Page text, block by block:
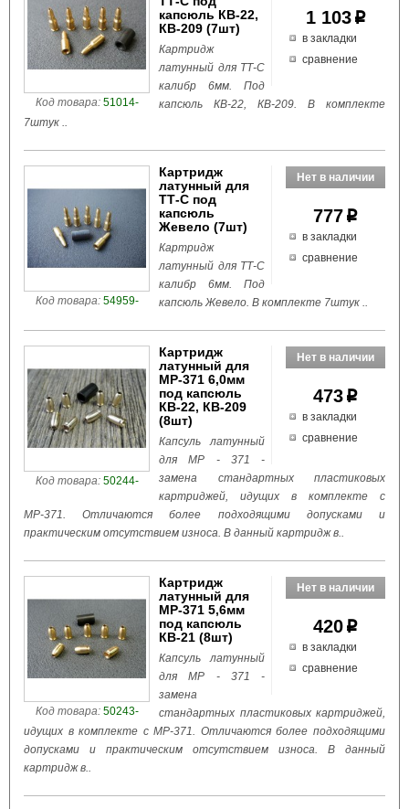
1 103p
в закладки
сравнение
Код товара:51014-
капсюль КВ-22,
КВ-209 (7шт)
Картридж
латунный для ТТ-С
калибр 6мм. Под
капсюль КВ-22, КВ-209. В комплекте
7штук ..
777 p
в закладки
сравнение
Код товара:54959-
Картридж
латунный для
ТТ-С под
капсюль
Жевело (7шт)
Картридж
латунный для ТТ-С
калибр 6мм. Под
капсюль Жевело. В комплекте 7штук ..
473 p
в закладки
сравнение
Код товара:50244-
Картридж
латунный для
МР-371 6,0мм
под капсюль
КВ-22, КВ-209
(8шт)
Капсуль латунный
для МР - 371 -
замена стандартных пластиковых
картриджей, идущих в комплекте с
МР-371. Отличаются более подходящими допусками и
практическим отсутствием износа. В данный картридж в..
420 p
в закладки
сравнение
Код товара:50243-
Картридж
латунный для
МР-371 5,6мм
под капсюль
КВ-21 (8шт)
Капсуль латунный
для МР - 371 -
замена
стандартных пластиковых картриджей,
идущих в комплекте с МР-371. Отличаются более подходящими
допусками и практическим отсутствием износа. В данный
картридж в..